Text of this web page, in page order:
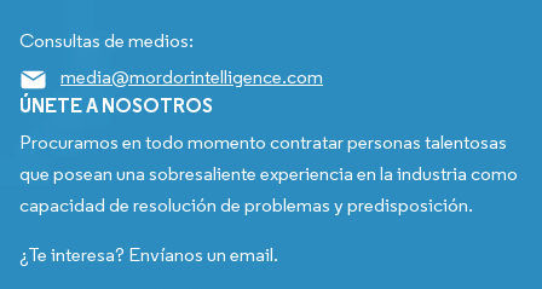
Consultas de medios:
media@mordorintelligence.com
ÚNETE A NOSOTROS
Procuramos en todo momento contratar personas talentosas
que posean una sobresaliente experiencia en la industria como
capacidad de resolución de problemas y predisposición.
¿Te interesa? Envíanos un email.